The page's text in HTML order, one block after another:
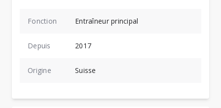
Fonction Entraîneur principal
Depuis 2017
Origine Suisse